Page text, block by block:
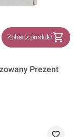
Zobacz produkt
Prezent